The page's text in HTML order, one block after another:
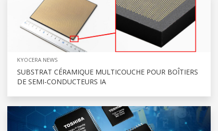
KYOCERA NEWS
SUBSTRAT CÉRAMIQUE MULTICOUCHE POUR BOÎTIERS
DE SEMI-CONDUCTEURS IA